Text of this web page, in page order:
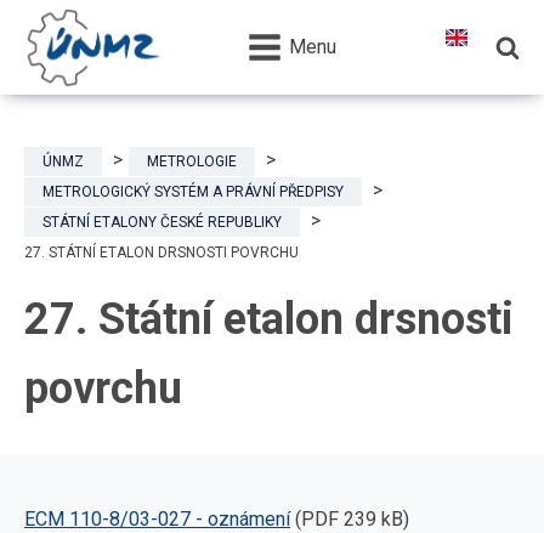
Menu
ÚNMZ
METROLOGIE
METROLOGICKÝ SYSTÉM A PRÁVNÍ PŘEDPISY
STÁTNÍ ETALONY ČESKÉ REPUBLIKY
27. STÁTNÍ ETALON DRSNOSTI POVRCHU
27. Státní etalon drsnosti
povrchu
ECM 110-8/03-027 - oznámení(PDF 239 kB)